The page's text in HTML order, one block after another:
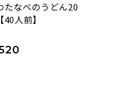
たなべのうどん20
人前】